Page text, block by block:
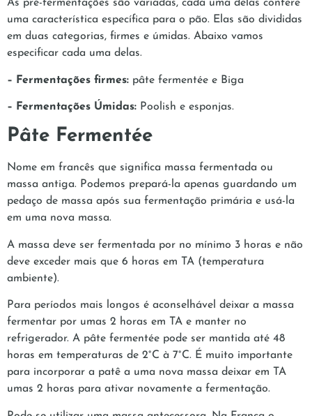
As pré-fermentações são variadas, cada uma delas confere
uma característica específica para o pão. Elas são divididas
em duas categorias, firmes e úmidas. Abaixo vamos
especificar cada uma delas.
– Fermentações firmes: pâte fermentée e Biga
– Fermentações Úmidas: Poolish e esponjas.
Pâte Fermentée
Nome em francês que significa massa fermentada ou
massa antiga. Podemos prepará-la apenas guardando um
pedaço de massa após sua fermentação primária e usá-la
em uma nova massa.
A massa deve ser fermentada por no mínimo 3 horas e não
deve exceder mais que 6 horas em TA (temperatura
ambiente).
Para períodos mais longos é aconselhável deixar a massa
fermentar por umas 2 horas em TA e manter no
refrigerador. A pâte fermentée pode ser mantida até 48
horas em temperaturas de 2°C à 7°C. É muito importante
para incorporar a patê a uma nova massa deixar em TA
umas 2 horas para ativar novamente a fermentação.